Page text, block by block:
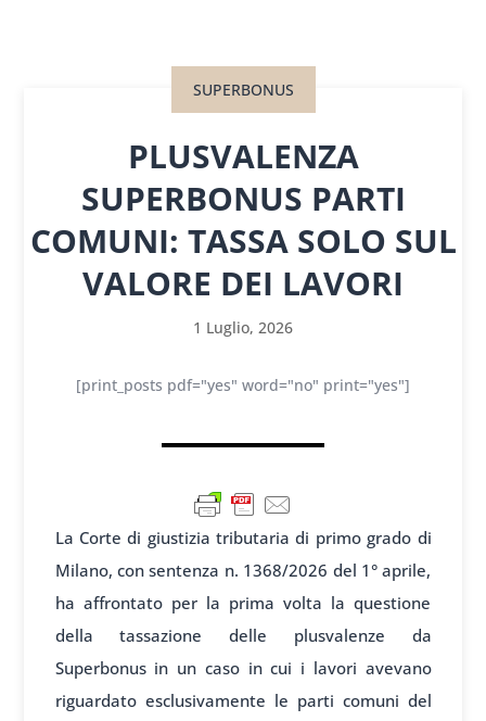
SUPERBONUS
PLUSVALENZA
SUPERBONUS PARTI
COMUNI: TASSA SOLO SUL
VALORE DEI LAVORI
1 Luglio, 2026
[print_posts pdf="yes" word="no" print="yes"]
La Corte di giustizia tributaria di primo grado di
Milano, con sentenza n. 1368/2026 del 1° aprile,
ha affrontato per la prima volta la questione
della tassazione delle plusvalenze da
Superbonus in un caso in cui i lavori avevano
riguardato esclusivamente le parti comuni del